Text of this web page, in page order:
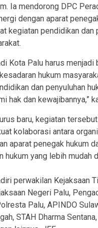
Ia mendorong DPC
dengan aparat
kegiatan pendidikan dan
Kota Palu harus menjadi
hukum
dan penyuluhan
hak dan kewajibannya,”
baru, kegiatan
kolaborasi antara
aparat penegak hukum
hukum yang lebih mudah
perwakilan Kejaksaan
Negeri Palu,
Palu, APINDO
STAH Dharma